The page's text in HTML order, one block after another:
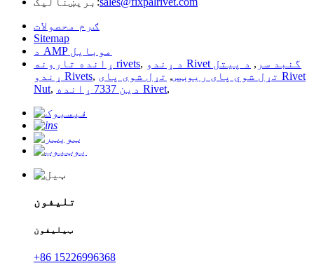
ګرم محصولات
Sitemap
د AMP موبایل
ړانده تارونه rivets, د ړندو Rivet گنبد سر , د پیتل
ړندو Rivets, تړل شوي پای ریوټس, تړل شوی پای Rivet
Nut, دین 7337 ړانده Rivet,
تلیفون
ټیلیفون
+86 15226996368